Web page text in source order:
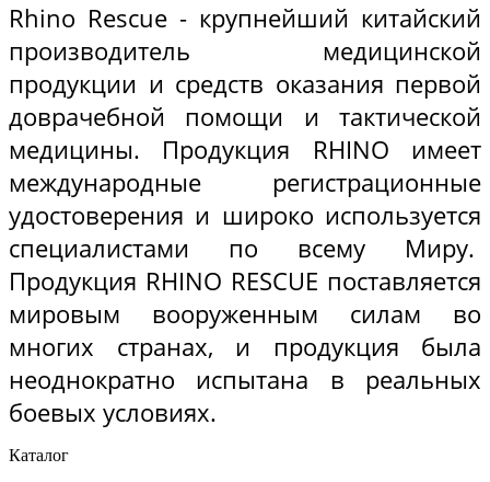
Rhino Rescue - крупнейший китайский
производитель медицинской
продукции и средств оказания первой
доврачебной помощи и тактической
медицины. Продукция RHINO имеет
международные регистрационные
удостоверения и широко используется
специалистами по всему Миру.
Продукция RHINO RESCUE поставляется
мировым вооруженным силам во
многих странах, и продукция была
неоднократно испытана в реальных
боевых условиях.
Каталог